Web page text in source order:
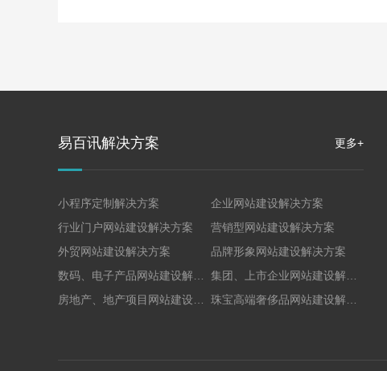
易百讯解决方案 更多+
小程序定制解决方案
企业网站建设解决方案
行业门户网站建设解决方案
营销型网站建设解决方案
外贸网站建设解决方案
品牌形象网站建设解决方案